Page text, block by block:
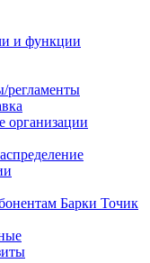
и функции
регламенты
организации
Барки Точик